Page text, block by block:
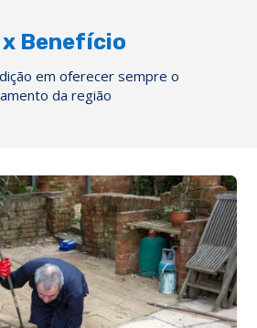
Benefício
em oferecer sempre o
da região